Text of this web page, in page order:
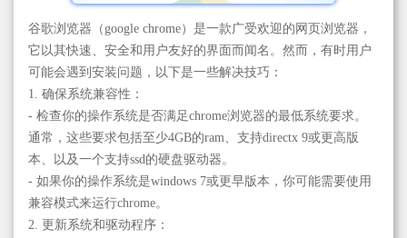
谷歌浏览器（google chrome）是一款广受欢迎的网页浏览器，
它以其快速、安全和用户友好的界面而闻名。然而，有时用户
可能会遇到安装问题，以下是一些解决技巧：
1. 确保系统兼容性：
- 检查你的操作系统是否满足chrome浏览器的最低系统要求。
通常，这些要求包括至少4GB的ram、支持directx 9或更高版
本、以及一个支持ssd的硬盘驱动器。
- 如果你的操作系统是windows 7或更早版本，你可能需要使用
兼容模式来运行chrome。
2. 更新系统和驱动程序：